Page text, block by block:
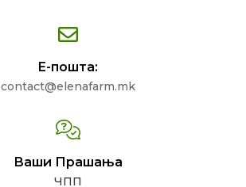
Е-пошта:
contact@elenafarm.mk
Ваши Прашања
ЧПП